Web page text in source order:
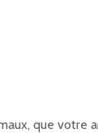
que votre